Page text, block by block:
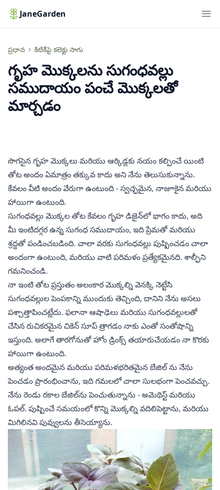
JaneGarden
ప్రధాన కిటికీపై కలెక్టు సాగు
గృహ మొక్కలను సుగంధవల్లు సముదాయం పంచే మొక్కలతో మార్చడం
గృహ మొక్కలను సుగంధవల్లు
సముదాయం పంచే మొక్కలతో
మార్చడం
సొగసైన గృహ మొక్కలు మరియు ఆర్కిడ్లకు నయం కల్పించే యింటి
తోట అందం ఏమాత్రం తక్కువ కాదు అని నేను తెలుసుకున్నాను.
కేవలం వీటి అందం వేరుగా ఉంటుంది - స్వచ్ఛమైన, నాజూకైన మరియు
హాయిగా ఉంటుంది.
సుగంధవల్లు మొక్కల తోట కేవలం గృహ డిజైన్‌లో భాగం కాదు, అది
మీ ఇంటిదగ్గర ఉన్న సుగంధ సముదాయం, ఇది ప్రేమతో మరియు
శ్రద్దతో పండించబడింది. చాలా వరకు సుగంధవల్లు పుష్పించడం చాలా
అందంగా ఉంటుంది, మరియు వాటి పరిమళం ప్రత్యేకమైనది. శాల్ఫీని
గమనించండి.
నా ఇంటి తోట ప్రస్తుతం అలంకార మొక్కల్ని వెనక్కి నెట్టేసి
సుగంధవల్లుల పెంపకాన్ని ముందుకు తెచ్చింది, దానిని నేను అసలు
పశ్చాత్తాపించట్లేదు. ఫలానా ఆషాఢెలు మరియు సుగంధవల్లులతో
చేసిన రుచికరమైన చికెన్ సూప్ త్రాగడం నాకు ఎంతో సంతోషాన్ని
ఇస్తుంది. అలాగేతారగోనుతో హోం డ్రింక్స్తయారుచేయడం నా కొరకు
హాయిగా ఉంటుంది.
అత్యంత అందమైన మరియు పరిమళభరితమైన బేజిల్ ను నేను
పెంచడం ప్రారంభించాను, ఇది గమలలో చాలా సులభంగా పెంచవచ్చు.
నేను రెండు రకాల బేజిల్‌ను పెంచుతున్నాను - అమెథిస్ట్ మరియు
ఓపల్. పుష్పించే సమయంలో కొన్ని మొక్కల్ని వదిలిపెట్టాను, మరియు
మిగిలినవి పువ్వులను తీసెయ్యాను.